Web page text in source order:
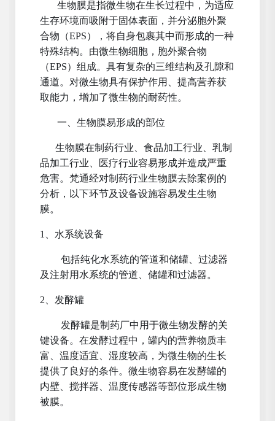
生物膜是指微生物在生长过程中，为适应
生存环境而吸附于固体表面，并分泌胞外聚
合物（EPS），将自身包裹其中而形成的一种
特殊结构。由微生物细胞，胞外聚合物
（EPS）组成。具有复杂的三维结构及孔隙和
通道。对微生物具有保护作用、提高营养获
取能力，增加了微生物的耐药性。
一、生物膜易形成的部位
生物膜在制药行业、食品加工行业、乳制
品加工行业、医疗行业容易形成并造成严重
危害。梵通经对制药行业生物膜去除案例的
分析，以下环节及设备设施容易发生生物
膜。
1、水系统设备
包括纯化水系统的管道和储罐、过滤器
及注射用水系统的管道、储罐和过滤器。
2、发酵罐
发酵罐是制药厂中用于微生物发酵的关
键设备。在发酵过程中，罐内的营养物质丰
富、温度适宜、湿度较高，为微生物的生长
提供了良好的条件。微生物容易在发酵罐的
内壁、搅拌器、温度传感器等部位形成生物
被膜。